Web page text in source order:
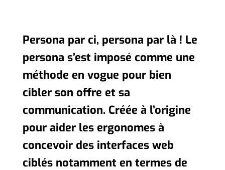
Persona par ci, persona par là ! Le
persona s’est imposé comme une
méthode en vogue pour bien
cibler son offre et sa
communication. Créée à l’origine
pour aider les ergonomes à
concevoir des interfaces web
ciblés notamment en termes de